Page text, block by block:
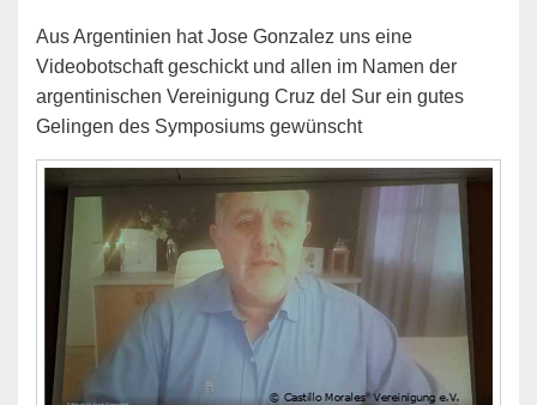
Aus Argentinien hat Jose Gonzalez uns eine
Videobotschaft geschickt und allen im Namen der
argentinischen Vereinigung Cruz del Sur ein gutes
Gelingen des Symposiums gewünscht